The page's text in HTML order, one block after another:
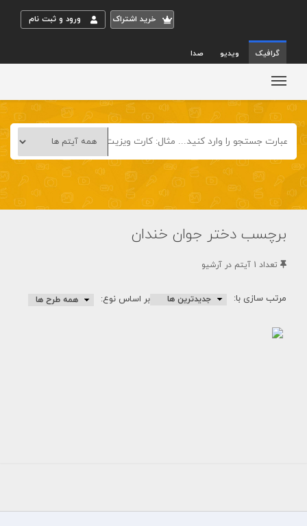
خريد اشتراک ورود و ثبت نام
گرافیک ویدیو صدا
برچسب دختر جوان خندان
تعداد 1 آيتم در آرشيو
مرتب سازی با: بر اساس نوع: